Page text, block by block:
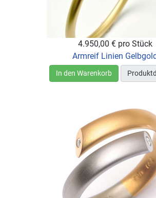
4.950,00 € pro Stück
Armreif Linien Gelbgold
In den Warenkorb